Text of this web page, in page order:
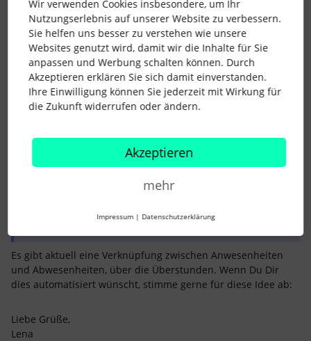
Für die Einstellung der Abwesenheitsart,Gleitzeit
es wichtig, dass es sich um keine Fehlzeit, wie Urlaub
oder Krankheit welche aufgrund der Eigenschaft
vergütet wird, handelt.
→Das bedeutet in denEinstellungen > Abwesenheitwird
für Gleitzeit die Frage “Anwesenheiten während
Denn die Mitarbeitenden haben die Stunden, welche sie
hier abbauen bereits geleistet und durch den 8-
Überstundenkonto abgezogen. Die Anwesenheitszeiten
für welche sie vergütet werden.
Es gibt aktuell eine Verknüpfung zwischen Anwesenheiten
und Abwesenheiten, über die Überstunden. Wenn Du Dir
dies automatisiert wünscht, stimme gerne für diese Idee ab:
Liebe Grüße,
Lena
Wir verwenden Cookies insbesondere, um Ihr
Nutzungserlebnis auf unserer Website zu verbessern.
Sie helfen uns besser zu verstehen wie unsere
Websites genutzt wird, damit wir die Inhalte für Sie
anpassen und Werbung schalten können. Durch
Akzeptieren erklären Sie sich damit einverstanden.
Ihre Einwilligung können Sie jederzeit mit Wirkung für
die Zukunft widerrufen oder ändern.
Akzeptieren
mehr
Impressum | Datenschutzerklärung